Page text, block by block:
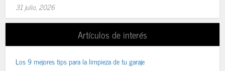
31 julio, 2026
Artículos de interés
Los 9 mejores tips para la limpieza de tu garaje